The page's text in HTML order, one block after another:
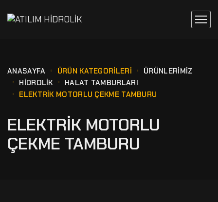
ANASAYFA ÜRÜN KATEGORILERI
ÜRÜNLERİMİZ
HİDROLİK
HALAT TAMBURLARI
ELEKTRIK MOTORLU ÇEKME TAMBURU
ELEKTRIK MOTORLU
ÇEKME TAMBURU